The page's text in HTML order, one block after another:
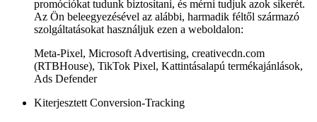
promóciókat tudunk biztosítani, és mérni tudjuk azok sikerét.
Az Ön beleegyezésével az alábbi, harmadik féltől származó
szolgáltatásokat használjuk ezen a weboldalon:
Meta-Pixel, Microsoft Advertising, creativecdn.com
(RTBHouse), TikTok Pixel, Kattintásalapú termékajánlások,
Ads Defender
Kiterjesztett Conversion-Tracking